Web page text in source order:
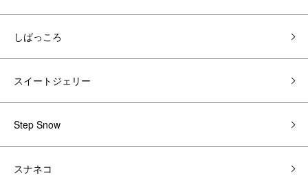
しばっころ
スイートジェリー
Step Snow
スナネコ